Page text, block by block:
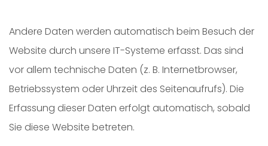
Andere Daten werden automatisch beim Besuch der
Website durch unsere IT-Systeme erfasst. Das sind
vor allem technische Daten (z. B. Internetbrowser,
Betriebssystem oder Uhrzeit des Seitenaufrufs). Die
Erfassung dieser Daten erfolgt automatisch, sobald
Sie diese Website betreten.